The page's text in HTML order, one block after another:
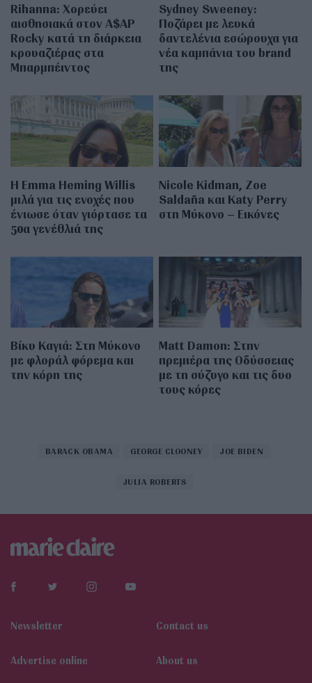
Rihanna: Χορεύει
αισθησιακά στον A$AP
Rocky κατά τη διάρκεια
κρουαζιέρας στα
Μπαρμπέιντος
Sydney Sweeney:
Ποζάρει με λευκά
δαντελένια εσώρουχα για
νέα καμπάνια του brand
της
H Emma Heming Willis
μιλά για τις ενοχές που
ένιωσε όταν γιόρτασε τα
50α γενέθλιά της
Nicole Kidman, Zoe
Saldaña και Katy Perry
στη Μύκονο – Εικόνες
Βίκυ Καγιά: Στη Μύκονο
με φλοράλ φόρεμα και
την κόρη της
Matt Damon: Στην
πρεμιέρα της Οδύσσειας
με τη σύζυγο και τις δυο
τους κόρες
BARACK OBAMA GEORGE CLOONEY JOE BIDEN
JULIA ROBERTS
Newsletter Contact us
Αdvertise online About us